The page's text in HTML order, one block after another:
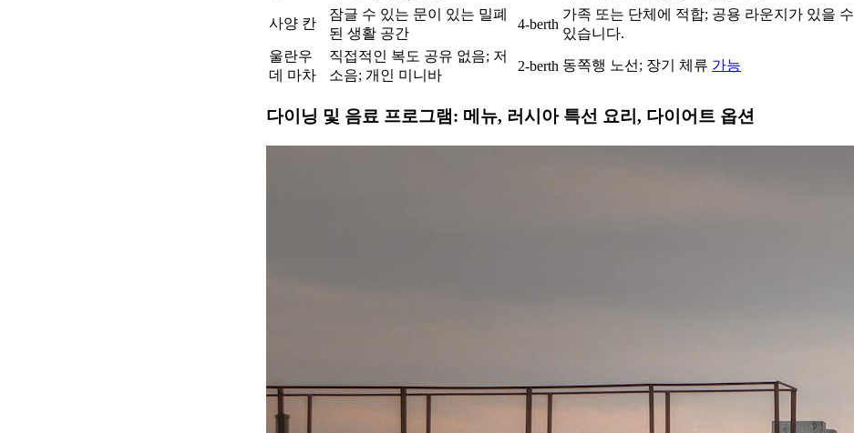
사양 칸
잠글 수 있는 문이 있는 밀폐
된 생활 공간
4-berth
가족 또는 단체에 적합; 공용 라운지가 있을 수
있습니다.
울란우
데 마차
직접적인 복도 공유 없음; 저
소음; 개인 미니바
2-berth 동쪽행 노선; 장기 체류 가능
다이닝 및 음료 프로그램: 메뉴, 러시아 특선 요리, 다이어트 옵션